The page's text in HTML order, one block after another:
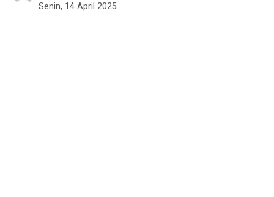
Senin, 14 April 2025